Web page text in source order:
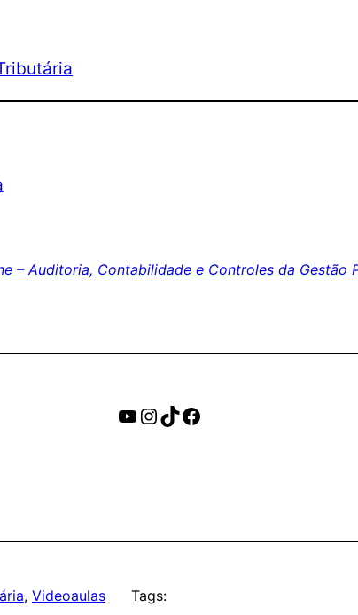
– Auditoria, Contabilidade e Controles da Gestão
https://
Instagram
TikTok
Facebook
, Videoaulas Tags: